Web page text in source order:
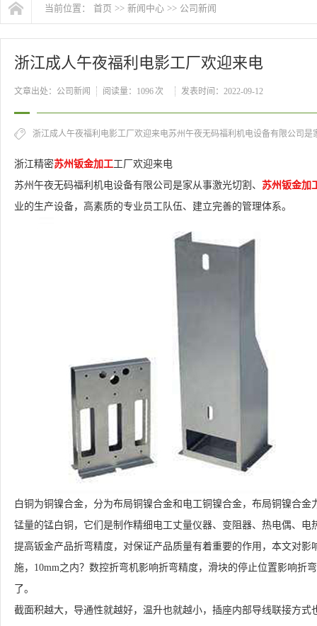
当前位置： 首页 >> 新闻中心 >> 公司新闻
浙江成人午夜福利电影工厂欢迎来电
文章出处：公司新闻 阅读量： 1096 次 发表时间：2022-09-12
浙江成人午夜福利电影工厂欢迎来电苏州午夜无码福利机电设备有限公司是
浙江精密苏州钣金加工工厂欢迎来电
苏州午夜无码福利机电设备有限公司是家从事激光切割、 苏州钣金加
业的生产设备，高素质的专业员工队伍、建立完善的管理体系。
白铜为铜镍合金，分为布局铜镍合金和电工铜镍合金，布局铜镍合
锰量的锰白铜，它们是制作精细电工丈量仪器、变阻器、热电偶、电
提高钣金产品折弯精度，对保证产品质量有着重要的作用，本文对
施，10mm之内？数控折弯机影响折弯精度，滑块的停止位置影响折
了。
截面积越大，导通性就越好，温升也就越小，插座内部导线联接方